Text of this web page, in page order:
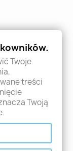
Twoje
treści
Twoją